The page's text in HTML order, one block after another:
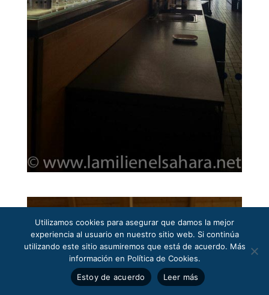
Utilizamos cookies para asegurar que damos la mejor
experiencia al usuario en nuestro sitio web. Si continúa
utilizando este sitio asumiremos que está de acuerdo. Más
información en Política de Cookies.
Estoy de acuerdo
Leer más